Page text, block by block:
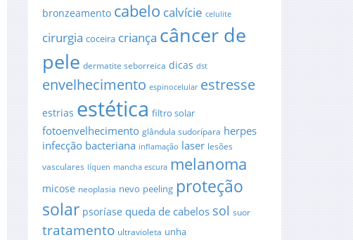
bronzeamento cabelo calvície celulite
cirurgia coceira criança câncer de
pele dermatite seborreica dicas dst
envelhecimento espinocelular estresse
estrias estética filtro solar
fotoenvelhecimento glândula sudorípara herpes
infecção bacteriana inflamação laser lesões
vasculares líquen mancha escura melanoma
micose neoplasia nevo peeling proteção
solar psoríase queda de cabelos sol suor
tratamento ultravioleta unha